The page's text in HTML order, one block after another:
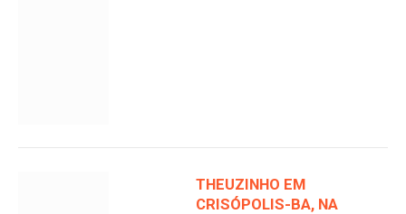
THEUZINHO EM
CRISÓPOLIS-BA, NA